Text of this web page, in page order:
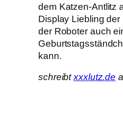
dem Katzen-Antlitz
Display Liebling der
der Roboter auch
kann.
schreibtxxxlutz.de